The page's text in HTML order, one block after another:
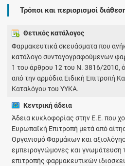
Τρόποι και περιορισμοί
Θετικός κατάλογος
Φαρμακευτικά σκευάσματα που
κατάλογο συνταγογραφούμενων
1 του άρθρου 12 του Ν. 3816/2010,
από την αρμόδια Ειδική Επιτροπή
Καταλόγου του ΥΥΚΑ.
Κεντρική άδεια
Άδεια κυκλοφορίας στην Ε.Ε. που
Ευρωπαϊκή Επιτροπή μετά από
Οργανισμό Φαρμάκων και
εμπειρογνώμονες και γνωμάτευση
επιτροπής φαρμακευτικών